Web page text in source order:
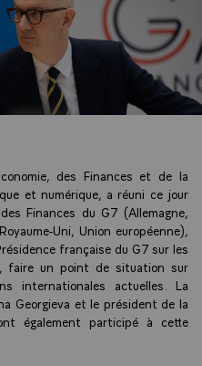
des Finances et de la
et numérique, a réuni ce jour
Finances du G7 (Allemagne,
Uni, Union européenne),
française du G7 sur les
faire un point de situation sur
internationales actuelles. La
Georgieva et le président de la
également participé à cette